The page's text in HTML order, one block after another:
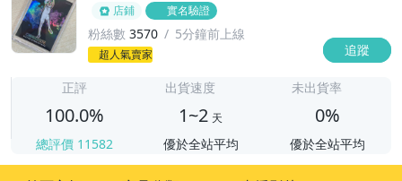
店鋪 實名驗證
粉絲數 3570 5分鐘前上線
超人氣賣家 追蹤
正評
100.0%
總評價 11582
出貨速度
1~2 天
優於全站平均
未出貨率
0%
優於全站平均